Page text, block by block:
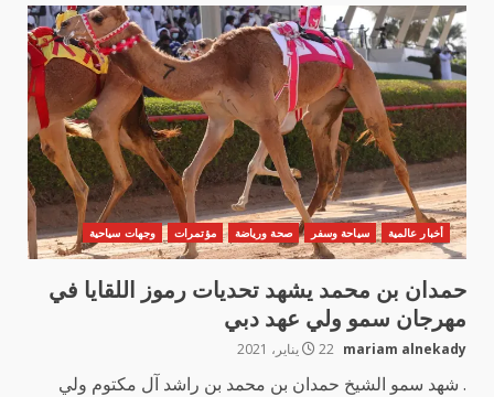
أخبار عالمية سياحة وسفر صحة ورياضة مؤتمرات وجهات سياحية
حمدان بن محمد يشهد تحديات رموز اللقايا في
مهرجان سمو ولي عهد دبي
mariam alnekady 22 يناير، 2021
. شهد سمو الشيخ حمدان بن محمد بن راشد آل مكتوم ولي